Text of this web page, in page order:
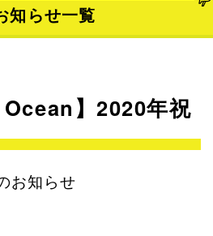
知らせ一覧
】2020年祝
お知らせ